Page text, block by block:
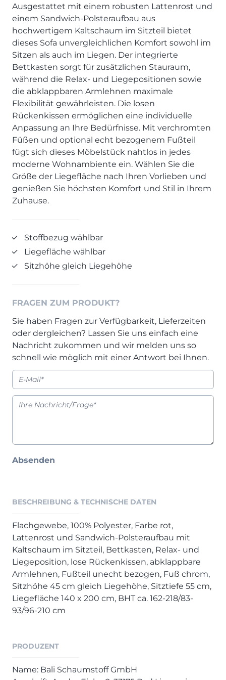
Bar- & Barhockersysteme
Beimöbel
Einzelstühle & Stuhlsysteme
Einzeltische & Tischsysteme
ALLES ANZEIGEN
SOFA, COUCH & CO.
2er Sofas & Funktionssofas
Systemgarnituren Leder
Systemgarnituren Stoff
Sessel & Hocker
ALLES ANZEIGEN
SCHLAFZIMMER
Einzelbetten & Futonbetten
Folie & Lack
ALLES ANZEIGEN
Dielenprogramme
Couchtische
Spiegel
ALLES ANZEIGEN
JUGENDZIMMER
Henders & Hazel Katalog
Henders & Hazel Prospekt
Casada - Wohnträume erfüllen
SALE
Wohnzimmer
Schlafzimmer
Esszimmer
KÜCHENTECHNIK
Dunstabzug im Kochfeld
Bora - The end of normal
Neff - Mehr Raum für Kreativität
Siemens - Intelligente Lösungen für dein Zuhause
Liebherr - hat den Kühlschrank zwar nicht neu erfunden.
Aber fast.
Naber - Für die perfekte Küche
Quooker – Der Wasserhahn, der alles kann
Systemceram - Das Geheimnis langlebiger
Küchenspülen
Villeroy & Boch - Design trifft auf Funktionalität
PROSPEKTE
Prisma Journal
KÜCHEN PROSPEKTE
Lebensraum Küche
Prisma Journal
KÜCHENTECHNIK
Neff - Mehr Raum für Kreativität
BORA - The end of normal
AKTIONEN
Der neue MDS Prospekt
25 Küchen zu Sonderkonditionen
SCHLAFZIMMER
ALLES ANZEIGEN
ESSZIMMER
ALLES ANZEIGEN
KÜCHE
ALLE ANZEIGEN
Historie & Philosophie
360° Rundgang
Kunden-Bewertungen
Über uns
UNSER SERVICE
Aufmaß-Service
Entsorgungs-Service
Finanzkauf-Service
Montage-Service
Interior Design Service
Newsletter-Anmeldung
SERVICES IM ÜBERBLICK
Möbelverkäufer (m/w/d)
Marketing-Manager (m/w/d)
Küchenfachberater (m/w/d)
KONTAKT & FORMULARE
Kontakt
Beratungstermin vereinbaren
Auftragsstatus anfordern
Wunsch-Liefertermin
Ausgestattet mit einem robusten Lattenrost und
einem Sandwich-Polsteraufbau aus
hochwertigem Kaltschaum im Sitzteil bietet
dieses Sofa unvergleichlichen Komfort sowohl im
Sitzen als auch im Liegen. Der integrierte
Bettkasten sorgt für zusätzlichen Stauraum,
während die Relax- und Liegepositionen sowie
die abklappbaren Armlehnen maximale
Flexibilität gewährleisten. Die losen
Rückenkissen ermöglichen eine individuelle
Anpassung an Ihre Bedürfnisse. Mit verchromten
Füßen und optional echt bezogenem Fußteil
fügt sich dieses Möbelstück nahtlos in jedes
moderne Wohnambiente ein. Wählen Sie die
Größe der Liegefläche nach Ihren Vorlieben und
genießen Sie höchsten Komfort und Stil in Ihrem
Zuhause.
Stoffbezug wählbar
Liegefläche wählbar
Sitzhöhe gleich Liegehöhe
FRAGEN ZUM PRODUKT?
Sie haben Fragen zur Verfügbarkeit, Lieferzeiten
oder dergleichen? Lassen Sie uns einfach eine
Nachricht zukommen und wir melden uns so
schnell wie möglich mit einer Antwort bei Ihnen.
Absenden
BESCHREIBUNG & TECHNISCHE DATEN
Flachgewebe, 100% Polyester, Farbe rot,
Lattenrost und Sandwich-Polsteraufbau mit
Kaltschaum im Sitzteil, Bettkasten, Relax- und
Liegeposition, lose Rückenkissen, abklappbare
Armlehnen, Fußteil unecht bezogen, Fuß chrom,
Sitzhöhe 45 cm gleich Liegehöhe, Sitztiefe 55 cm,
Liegefläche 140 x 200 cm, BHT ca. 162-218/83-
93/96-210 cm
PRODUZENT
Name: Bali Schaumstoff GmbH